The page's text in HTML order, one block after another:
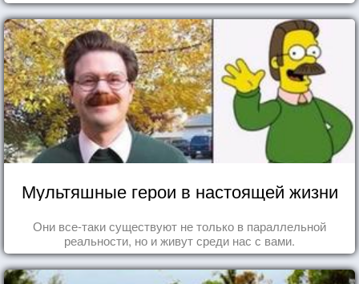
Мультяшные герои в настоящей жизни
Они все-таки существуют не только в параллельной
реальности, но и живут среди нас с вами.